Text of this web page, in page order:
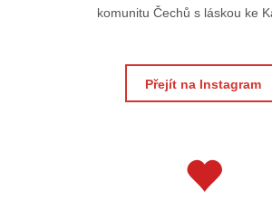
komunitu Čechů s láskou ke
Přejít na Instagram